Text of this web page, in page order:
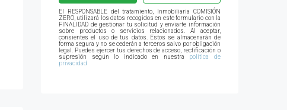
El RESPONSABLE del tratamiento, Inmobiliaria COMISIÓN
ZERO, utilizará los datos recogidos en este formulario con la
FINALIDAD de gestionar tu solicitud y enviarte información
sobre productos o servicios relacionados. Al aceptar,
consientes el uso de tus datos. Estos se almacenarán de
forma segura y no se cederán a terceros salvo por obligación
legal. Puedes ejercer tus derechos de acceso, rectificación o
supresión según lo indicado en nuestra política de
privacidad